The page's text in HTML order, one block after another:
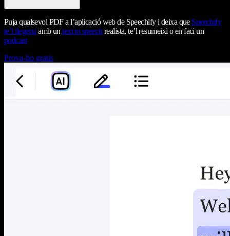
Puja qualsevol PDF a l’aplicació web de Speechify i deixa que Speechify
te’l llegeixi amb untext to speech realista, te’l resumeixi o en faci un
podcast
Prova-ho gratis